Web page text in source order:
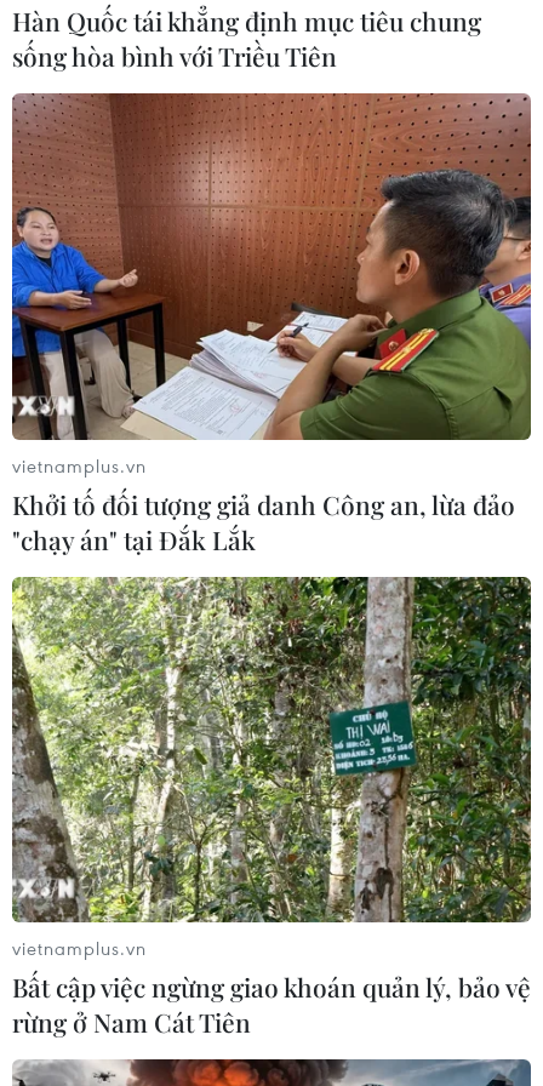
Dịch nCoV: Chủ động phòng chống dịch
bệnh, kiểm soát tốt tình hình
11/02/2020 22:37
Ngay trong ngày trở lại trường học, Đại học Kiên Giang
phát miễn phí cho học sinh 4.500 khẩu trang y tế, 5.000
chai nước uống được khử trùng; lắp đặt 120 bình khử
trùng tay...
Hàn Quốc tái khẳng định mục tiêu chung
sống hòa bình với Triều Tiên
vietnamplus.vn
Khởi tố đối tượng giả danh Công an, lừa đảo
"chạy án" tại Đắk Lắk
vietnamplus.vn
Bất cập việc ngừng giao khoán quản lý, bảo vệ
rừng ở Nam Cát Tiên